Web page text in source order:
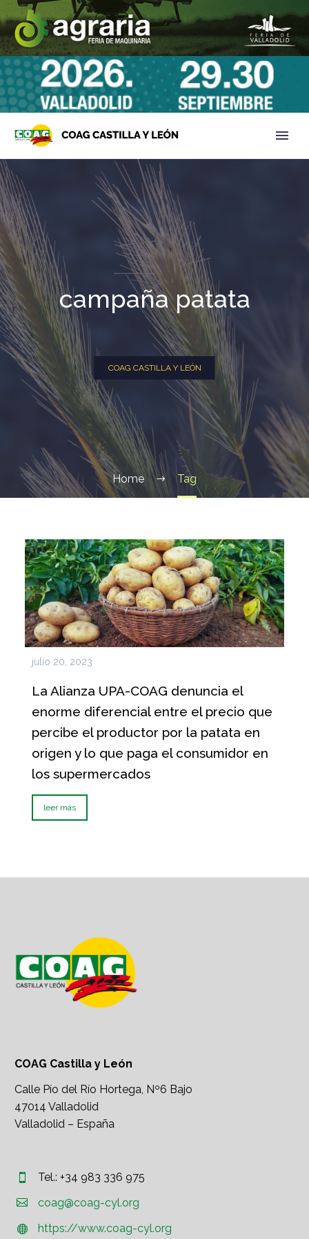
campaña patata
COAG CASTILLA Y LEÓN
Home Tag
julio 20, 2023
La Alianza UPA-COAG denuncia el
enorme diferencial entre el precio que
percibe el productor por la patata en
origen y lo que paga el consumidor en
los supermercados
leer más
COAG Castilla y León
Calle Pío del Río Hortega, Nº6 Bajo
47014 Valladolid
Valladolid – España

 Tel.: +34 983 336 975

 coag@coag-cyl.org

 https://www.coag-cyl.org